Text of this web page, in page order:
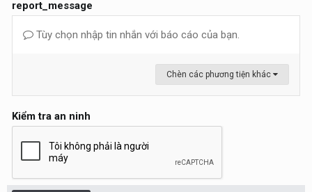
report_message
Tùy chọn nhập tin nhắn với báo cáo của bạn.
Chèn các phương tiện khác
Kiểm tra an ninh